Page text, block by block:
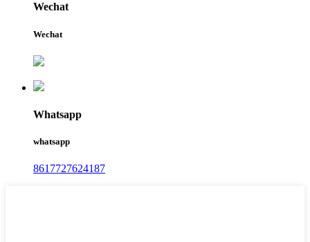
Wechat
Wechat
Whatsapp
whatsapp
8617727624187